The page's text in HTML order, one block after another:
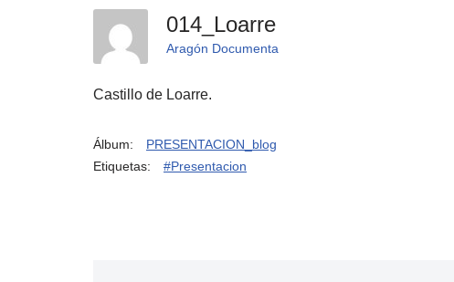
014_Loarre
Aragón Documenta
Castillo de Loarre.
Álbum:
PRESENTACION_blog
Etiquetas:
#Presentacion